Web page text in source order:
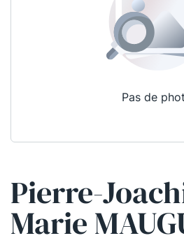
Pas de
Pierre-
Marie
Qui sommes-nous ?
La Conférence